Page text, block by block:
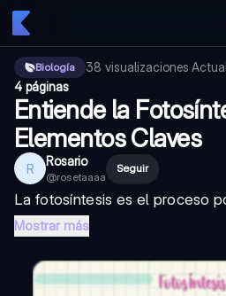
Biología 38 visualizaciones·
4 páginas
Entiende la
Elementos Claves
R Rosario
@rosetaaaa
Seguir
La fotosíntesis es el proceso
Mostrar más